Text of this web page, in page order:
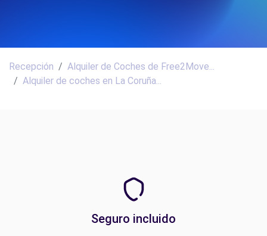
Recepción
Alquiler de Coches de Free2Move...
Alquiler de coches en La Coruña...
Seguro incluido